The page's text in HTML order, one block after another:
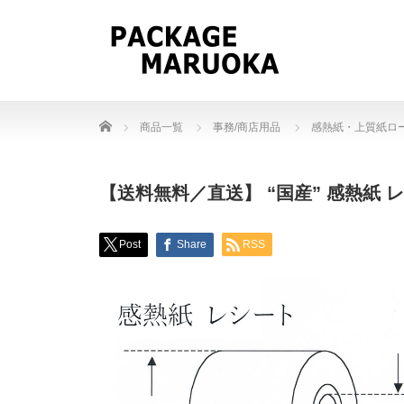
Home 商品一覧 事務/商店用品 感熱紙・上質紙ロ
【送料無料／直送】 “国産” 感熱紙
Post Share RSS